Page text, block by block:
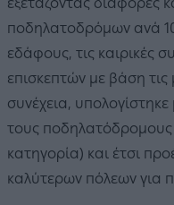
ποδηλατοδρόμων ανά
εδάφους, τις καιρικές
επισκεπτών με βάση τις
συνέχεια,
τους ποδηλατόδρομους
κατηγορία) και έτσι
καλύτερων πόλεων για